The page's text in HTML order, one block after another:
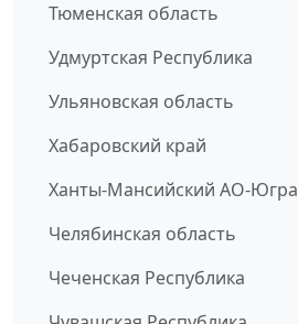
Тюменская область
Удмуртская Республика
Ульяновская область
Хабаровский край
Ханты-Мансийский АО-Югра
Челябинская область
Чеченская Республика